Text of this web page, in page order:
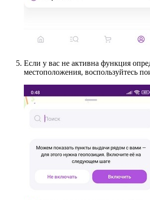
Если у вас не активна функция
местоположения, воспользуйтесь